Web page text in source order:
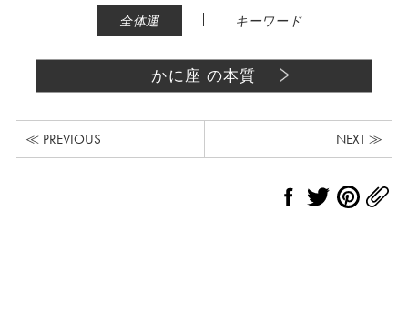
全体運 | キーワード
かに座 の本質
≪ PREVIOUS NEXT ≫